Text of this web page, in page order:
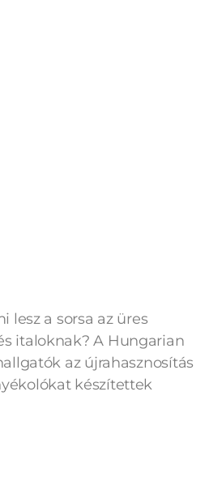
lesz a sorsa az üres
italoknak? A Hungarian
az újrahasznosítás
készítettek